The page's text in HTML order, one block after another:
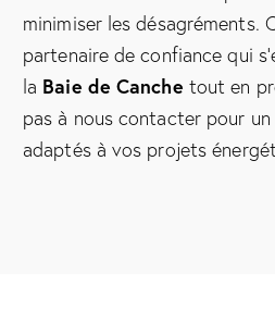
minimiser les désagréments.
partenaire de confiance qui
la Baie de Canche tout en
pas à nous contacter pour
adaptés à vos projets